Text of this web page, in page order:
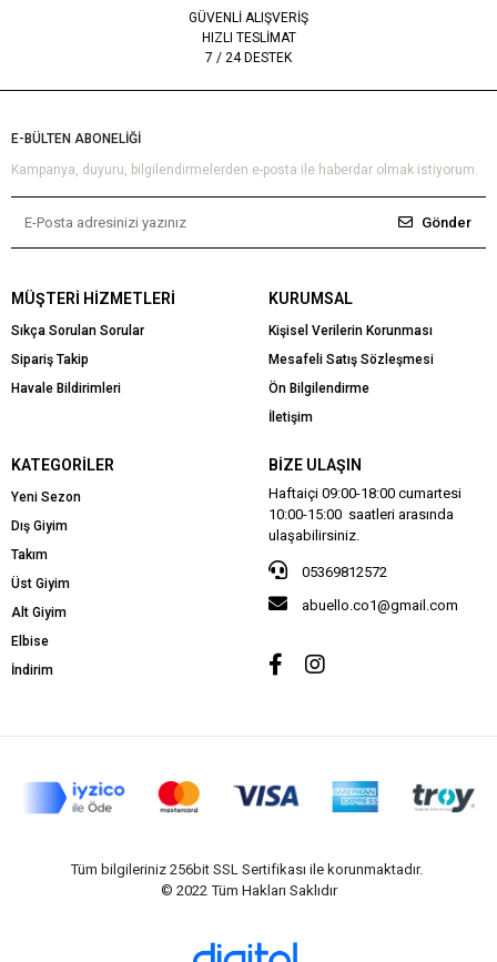
GÜVENLİ ALIŞVERİŞ
HIZLI TESLİMAT
7 / 24 DESTEK
E-BÜLTEN ABONELİĞİ
Kampanya, duyuru, bilgilendirmelerden e-posta ile haberdar olmak istiyorum.
Gönder
MÜŞTERI HIZMETLERI
Sıkça Sorulan Sorular
Sipariş Takip
Havale Bildirimleri
KURUMSAL
Kişisel Verilerin Korunması
Mesafeli Satış Sözleşmesi
Ön Bilgilendirme
İletişim
KATEGORILER
Yeni Sezon
Dış Giyim
Takım
Üst Giyim
Alt Giyim
Elbise
İndirim
BIZE ULAŞIN
Haftaiçi 09:00-18:00 cumartesi
10:00-15:00 saatleri arasında
ulaşabilirsiniz.
05369812572
abuello.co1@gmail.com
Tüm bilgileriniz 256bit SSL Sertifikası ile korunmaktadır.
© 2022 Tüm Hakları Saklıdır